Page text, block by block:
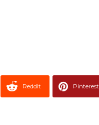
ReddIt Pinterest